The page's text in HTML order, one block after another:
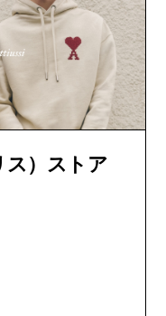
ス）ストア